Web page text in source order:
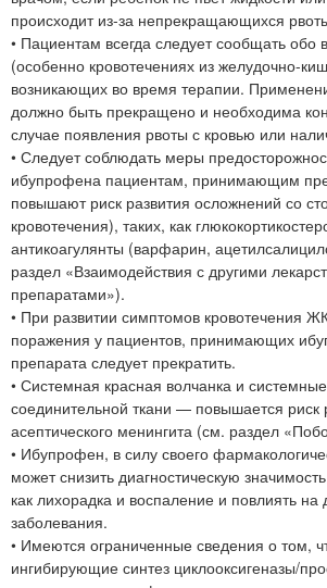
происходит из-за непрекращающихся
• Пациентам всегда следует сообщать обо
(особенно кровотечениях из желудочно-
возникающих во время терапии.
должно быть прекращено и необходима
случае появления рвоты с кровью или
• Следует соблюдать меры
ибупрофена пациентам, принимающим
повышают риск развития осложнений со
кровотечения), таких, как
антикоагулянты (варфарин,
раздел «Взаимодействия с другими
препаратами»).
• При развитии симптомов кровотечения
поражения у пациентов, принимающих
препарата следует прекратить.
• Системная красная волчанка и
соединительной ткани — повышается риск
асептического менингита (см. раздел
• Ибупрофен, в силу своего
может снизить диагностическую
как лихорадка и воспаление и повлиять на
заболевания.
• Имеются ограниченные сведения о том,
ингибирующие синтез циклооксигеназы/